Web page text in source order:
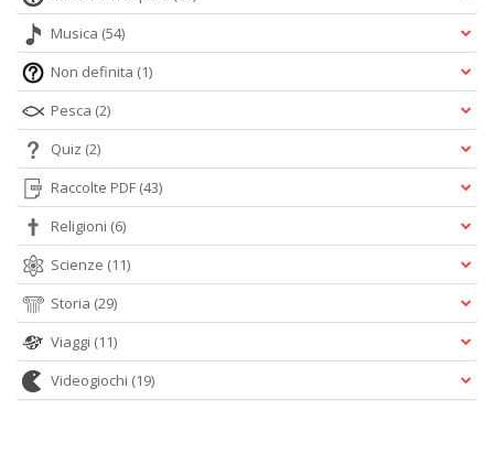
Musica (54)
Non definita (1)
Pesca (2)
Quiz (2)
Raccolte PDF (43)
Religioni (6)
Scienze (11)
Storia (29)
Viaggi (11)
Videogiochi (19)